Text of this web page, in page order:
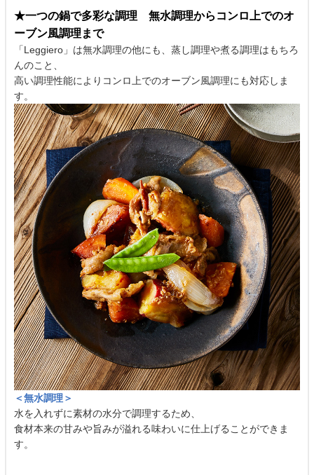
★一つの鍋で多彩な調理 無水調理からコンロ上でのオ
ーブン風調理まで
「Leggiero」は無水調理の他にも、蒸し調理や煮る調理はもちろ
んのこと、
高い調理性能によりコンロ上でのオーブン風調理にも対応しま
す。
＜無水調理＞
水を入れずに素材の水分で調理するため、
食材本来の甘みや旨みが溢れる味わいに仕上げることができま
す。